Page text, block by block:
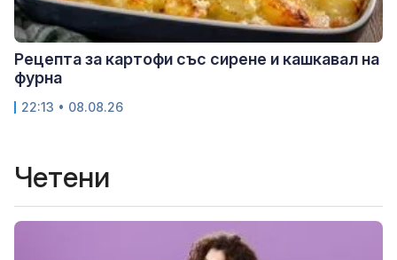
Рецепта за картофи със сирене и кашкавал на
фурна
22:13 • 08.08.26
Четени